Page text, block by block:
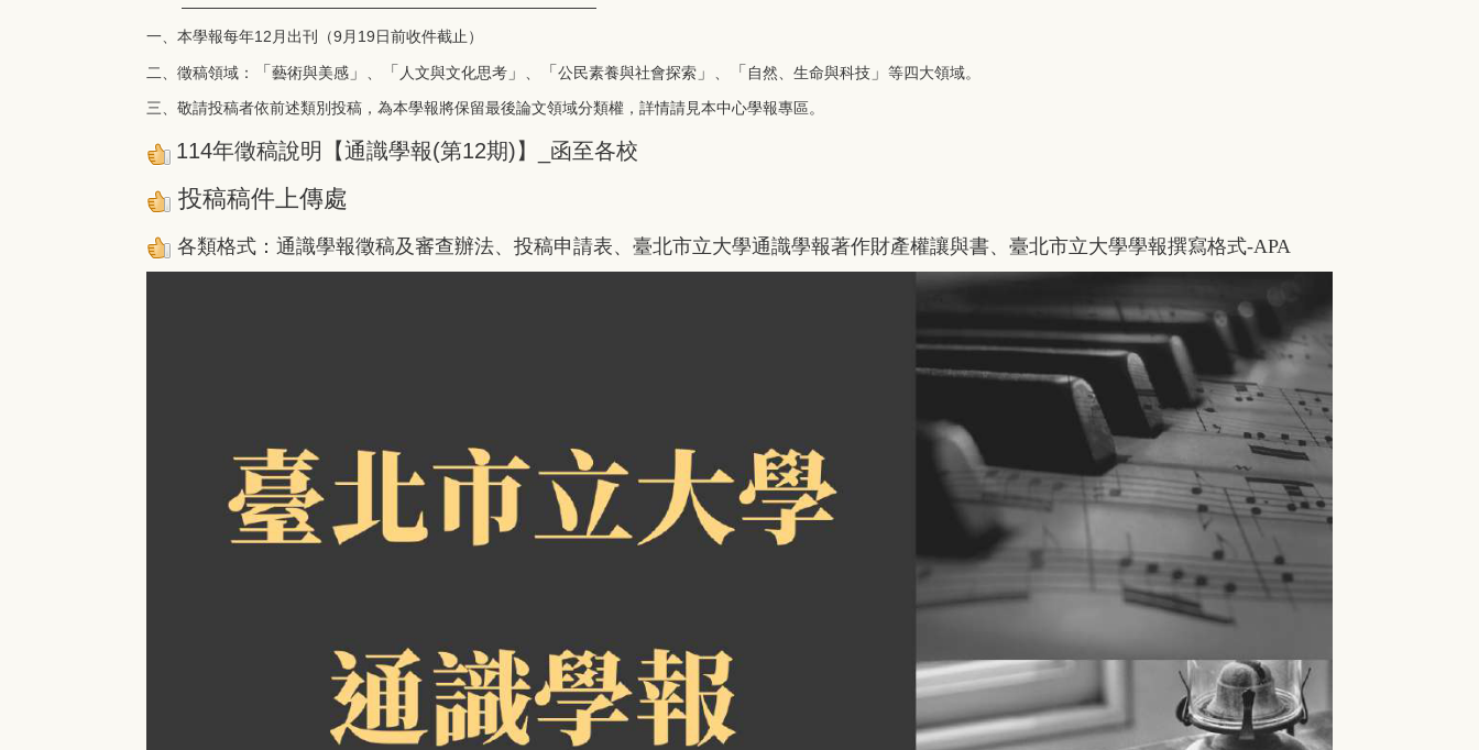
一、本學報每年12月出刊（9月19日前收件截止）
二、徵稿領域： 「 藝術與美感 」 「 人文與文化思考 」 「 公民素養與社會探索 」 「 自然、生命與科技 」 等四大領域。
三、敬請投稿者依前述類別投稿，為本學報將保留最後論文領域分類權，詳情請見本中心學報專區。
114年徵稿說明【通識學報(第12期)】_函至各校
投稿稿件上傳處
各類格式： 通識學報徵稿及審查辦法、 投稿申請表、 臺北市立大學通識學報著作財產權讓與書、 臺北市立大學學報撰寫格式-APA